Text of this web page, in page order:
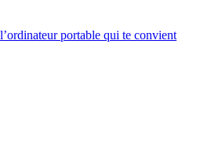
portable qui te convient